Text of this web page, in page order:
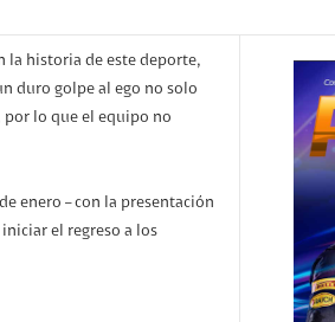
la historia de este deporte,
duro golpe al ego no solo
lo que el equipo no
enero – con la presentación
el regreso a los